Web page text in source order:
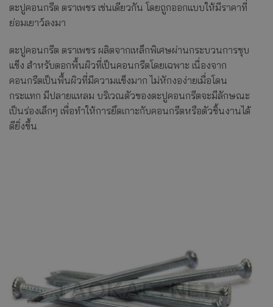
ตะปูคอนกรีต ตราเพชร เช่นเดียวกัน โดยถูกออกแบบให้มีราคาที่
ย่อมเยาว์ลงมา
ตะปูคอนกรีต ตราเพชร ผลิตจากเหล็กพิเศษผ่านกระบวนการชุบ
แข็ง สำหรับตอกพื้นผิวที่เป็นคอนกรีตโดยเฉพาะ เนื่องจาก
คอนกรีตเป็นพื้นผิวที่มีความแข็งมาก ไม่หักงอง่ายเมื่อโดน
กระแทก มีปลายแหลม บริเวณตัวของตะปูคอนกรีตจะมีลักษณะ
เป็นร่องเล็กๆ เพื่อทำให้การยึดเกาะกับคอนกรีตหรือตัวชิ้นงานได้
ดียิ่งขึ้น.